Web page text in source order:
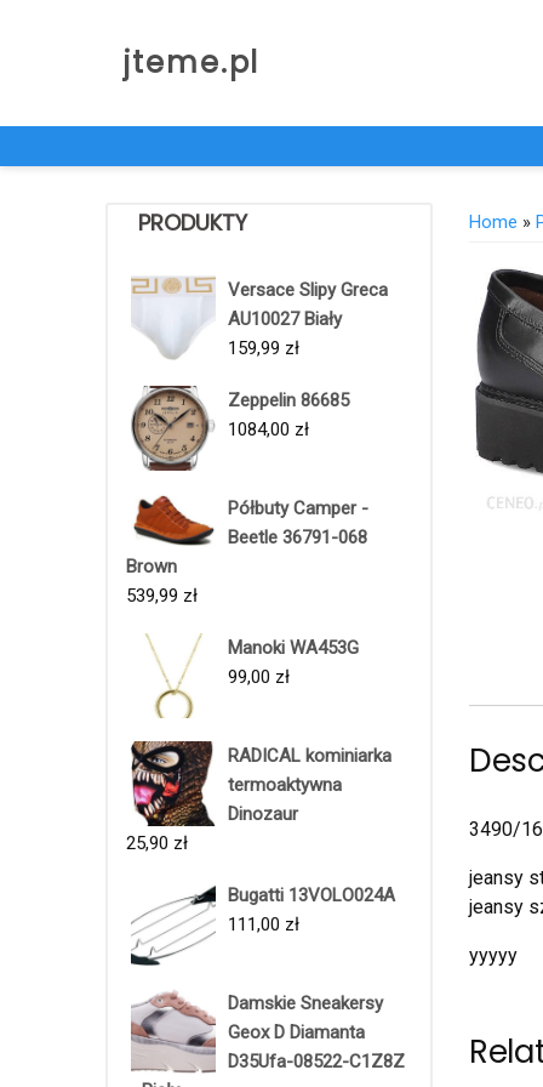
jteme.pl
PRODUKTY
Versace Slipy Greca
AU10027 Biały
159,99 zł
Zeppelin 86685
1084,00 zł
Półbuty Camper -
Beetle 36791-068
Brown
539,99 zł
Manoki WA453G
99,00 zł
RADICAL kominiarka
termoaktywna
Dinozaur
25,90 zł
Bugatti 13VOLO024A
111,00 zł
Damskie Sneakersy
Geox D Diamanta
D35Ufa-08522-C1Z8Z
Home »
3490/
jeansy
jeansy
yyyyy